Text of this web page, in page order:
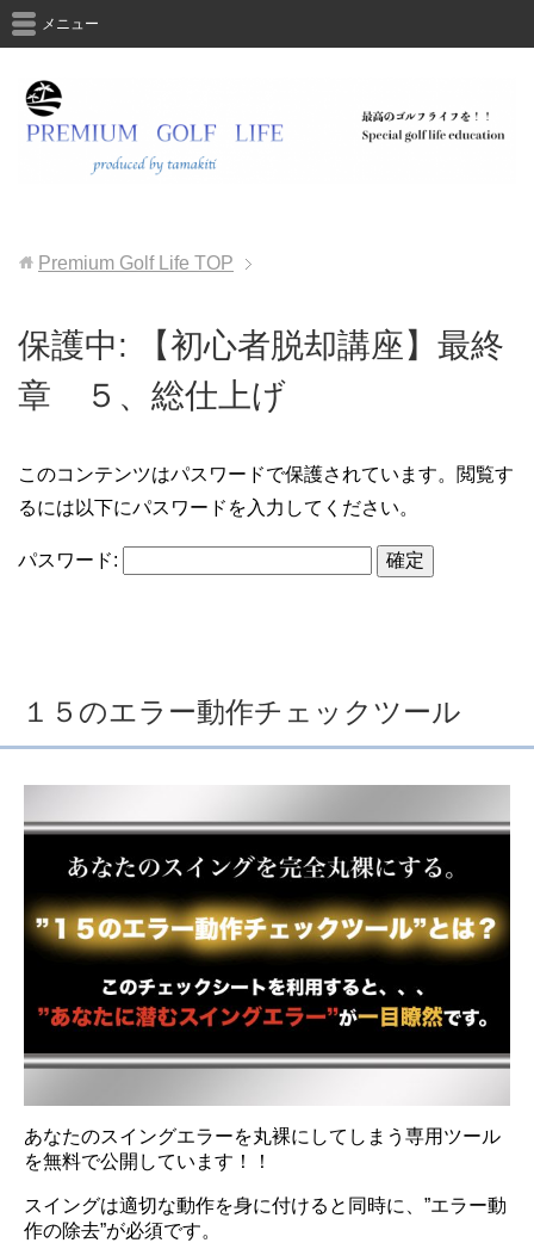
メニュー
Premium Golf Life TOP
保護中: 【初心者脱却講座】最終
章 ５、総仕上げ
このコンテンツはパスワードで保護されています。閲覧す
るには以下にパスワードを入力してください。
パスワード:
１５のエラー動作チェックツール
あなたのスイングエラーを丸裸にしてしまう専用ツール
を無料で公開しています！！
スイングは適切な動作を身に付けると同時に、”エラー動
作の除去”が必須です。